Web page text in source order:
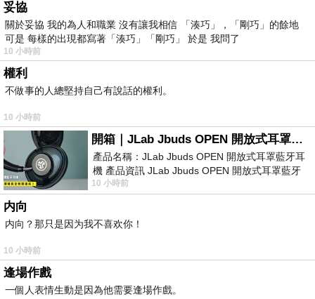
妥協
關於妥協 我的為人和職業 沒有讓我相信 「湊巧」，「剛巧」的餘地
可是 每樣的出現都寫著「湊巧」「剛巧」 於是 我問了
10 小時前
權利
不做事的人總堅持自己有說話的權利。
10 小時前
開箱｜JLab Jbuds OPEN 開放式耳罩藍牙耳機 - 設計美學，輕巧、透氣、環境音全物理達成！
產品名稱：JLab Jbuds OPEN 開放式耳罩藍牙耳
機 產品資訊 JLab Jbuds OPEN 開放式耳罩藍牙
耳機評語：非常有特色，值得喜愛美型工
10 小時前
内向
内向？那只是因为我不喜欢你！
10 小時前
逢場作戲
一個人表情生動是因為他需要逢場作戲。